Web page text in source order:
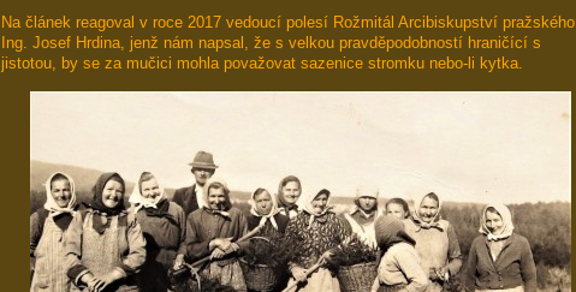
Na článek reagoval v roce 2017 vedoucí polesí Rožmitál Arcibiskupství pražského
Ing. Josef Hrdina, jenž nám napsal, že s velkou pravděpodobností hraničící s
jistotou, by se za mučici mohla považovat sazenice stromku nebo-li kytka.